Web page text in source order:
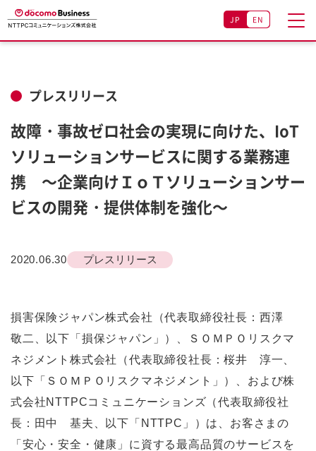
JP EN
プレスリリース
故障・事故ゼロ社会の実現に向けた、IoT
ソリューションサービスに関する業務連
携 ～企業向けＩｏＴソリューションサー
ビスの開発・提供体制を強化～
2020.06.30 プレスリリース
損害保険ジャパン株式会社（代表取締役社長：西澤
敬二、以下「損保ジャパン」）、ＳＯＭＰＯリスクマ
ネジメント株式会社（代表取締役社長：桜井 淳一、
以下「ＳＯＭＰＯリスクマネジメント」）、および株
式会社NTTPCコミュニケーションズ（代表取締役社
長：田中 基夫、以下「NTTPC」）は、お客さまの
「安心・安全・健康」に資する最高品質のサービスを